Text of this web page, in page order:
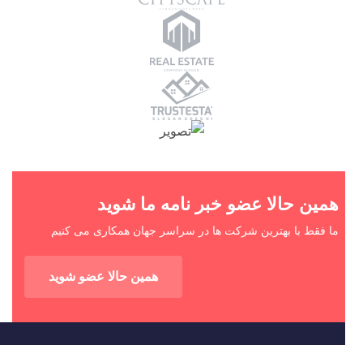
همین حالا عضو خبر نامه ما شوید
ما فقط با بهترین شرکت ها در سراسر جهان همکاری می کنیم
همین حالا عضو شوید